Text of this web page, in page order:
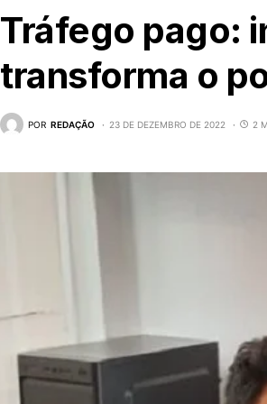
Tráfego pago:
transforma o
POR REDAÇÃO 23 DE DEZEMBRO DE 2022 2